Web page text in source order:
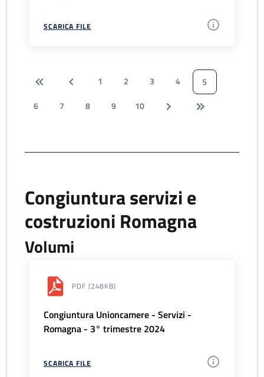
SCARICA FILE
1 2 3 4
5
6
7 8 9 10
Congiuntura servizi e
costruzioni Romagna
Volumi
PDF (248KB)
Congiuntura Unioncamere - Servizi -
Romagna - 3° trimestre 2024
SCARICA FILE